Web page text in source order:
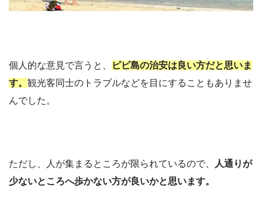
個人的な意見で言うと、
ピピ島の治安は良い方だと思いま
す。 観光客同士のトラブルなどを目にすることもありませ
んでした。
ただし、人が集まるところが限られているので、
人通りが
少ないところへ歩かない方が良いかと思います。